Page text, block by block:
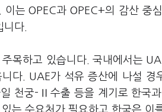
는 OPEC과 OPEC+의 감산 중
다.
목하고 있습니다. 국내에서는
다. UAE가 석유 증산에 나설 경
천궁-Ⅱ수출 등을 계기로 한국
는 수요처가 필요하고 한국은 이